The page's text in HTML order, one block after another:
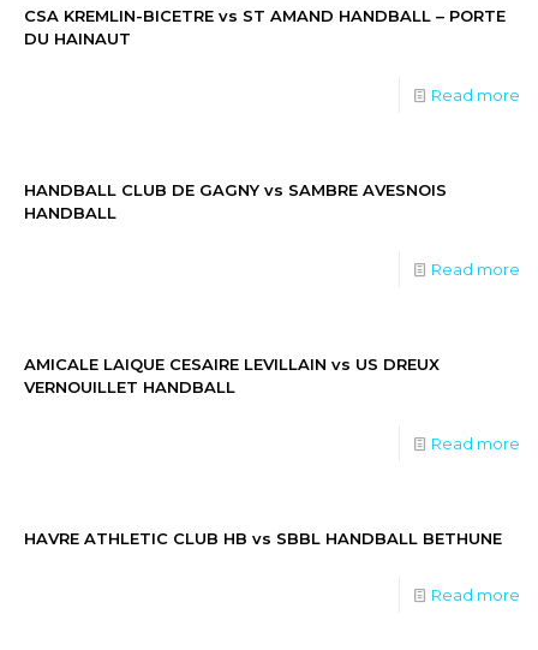
CSA KREMLIN-BICETRE vs ST AMAND HANDBALL – PORTE
DU HAINAUT
Read more
HANDBALL CLUB DE GAGNY vs SAMBRE AVESNOIS
HANDBALL
Read more
AMICALE LAIQUE CESAIRE LEVILLAIN vs US DREUX
VERNOUILLET HANDBALL
Read more
HAVRE ATHLETIC CLUB HB vs SBBL HANDBALL BETHUNE
Read more